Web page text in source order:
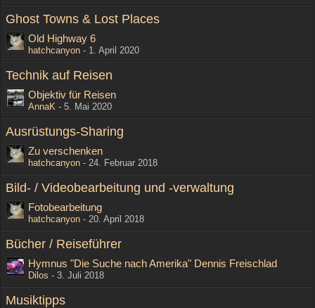
Ghost Towns & Lost Places
Old Highway 6
hatchcanyon - 1. April 2020
Technik auf Reisen
Objektiv für Reisen
AnnaK - 5. Mai 2020
Ausrüstungs-Sharing
Zu verschenken
hatchcanyon - 24. Februar 2018
Bild- / Videobearbeitung und -verwaltung
Fotobearbeitung
hatchcanyon - 20. April 2018
Bücher / Reiseführer
Hymnus "Die Suche nach Amerika" Dennis Freischlad
Dilos - 3. Juli 2018
Musiktipps